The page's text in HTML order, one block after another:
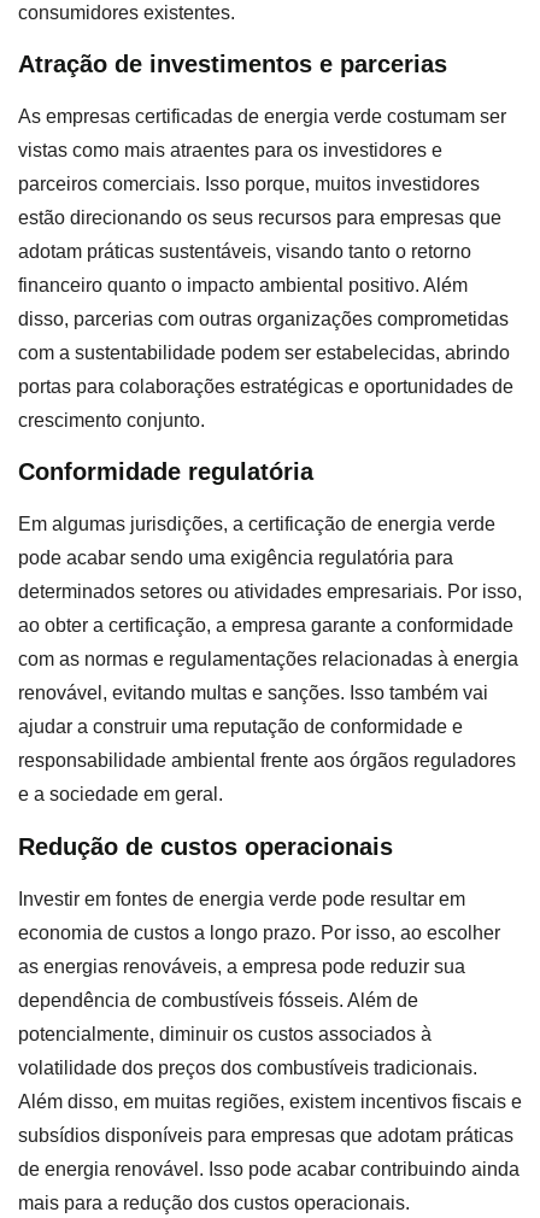
consumidores existentes.
Atração de investimentos e parcerias
As empresas certificadas de energia verde costumam ser
vistas como mais atraentes para os investidores e
parceiros comerciais. Isso porque, muitos investidores
estão direcionando os seus recursos para empresas que
adotam práticas sustentáveis, visando tanto o retorno
financeiro quanto o impacto ambiental positivo. Além
disso, parcerias com outras organizações comprometidas
com a sustentabilidade podem ser estabelecidas, abrindo
portas para colaborações estratégicas e oportunidades de
crescimento conjunto.
Conformidade regulatória
Em algumas jurisdições, a certificação de energia verde
pode acabar sendo uma exigência regulatória para
determinados setores ou atividades empresariais. Por isso,
ao obter a certificação, a empresa garante a conformidade
com as normas e regulamentações relacionadas à energia
renovável, evitando multas e sanções. Isso também vai
ajudar a construir uma reputação de conformidade e
responsabilidade ambiental frente aos órgãos reguladores
e a sociedade em geral.
Redução de custos operacionais
Investir em fontes de energia verde pode resultar em
economia de custos a longo prazo. Por isso, ao escolher
as energias renováveis, a empresa pode reduzir sua
dependência de combustíveis fósseis. Além de
potencialmente, diminuir os custos associados à
volatilidade dos preços dos combustíveis tradicionais.
Além disso, em muitas regiões, existem incentivos fiscais e
subsídios disponíveis para empresas que adotam práticas
de energia renovável. Isso pode acabar contribuindo ainda
mais para a redução dos custos operacionais.